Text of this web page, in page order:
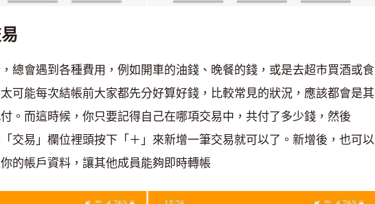
總會遇到各種費用，例如開車的油錢、晚餐的錢，或是去超市買酒或食
可能每次結帳前大家都先分好算好錢，比較常見的狀況，應該都會是其
。而這時候，你只要記得自己在哪項交易中，共付了多少錢，然後
交易」欄位裡頭按下「＋」來新增一筆交易就可以了。新增後，也可以
的帳戶資料，讓其他成員能夠即時轉帳